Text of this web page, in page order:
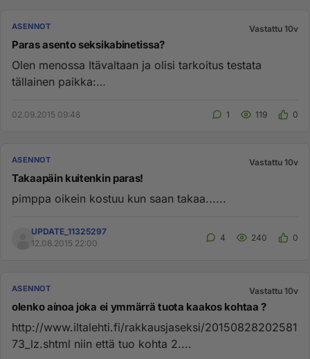
ASENNOT Vastattu 10v
Paras asento seksikabinetissa?
Olen menossa Itävaltaan ja olisi tarkoitus testata
tällainen paikka:
02.09.2015 09:48 1 119 0
ASENNOT Vastattu 10v
Takaapäin kuitenkin paras!
pimppa oikein kostuu kun saan takaa......
UPDATE_11325297
12.08.2015 22:00
4 240 0
ASENNOT Vastattu 10v
olenko aínoa joka ei ymmärrä tuota kaakos kohtaa ?
http://www.iltalehti.fi/rakkausjaseksi/20150828202581
73_lz.shtml niin että tuo kohta 2....